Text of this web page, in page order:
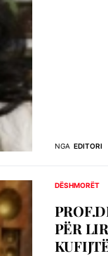
NGA EDITORI
DËSHMORËT
PËR